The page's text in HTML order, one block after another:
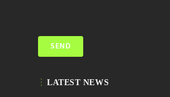
LATEST NEWS